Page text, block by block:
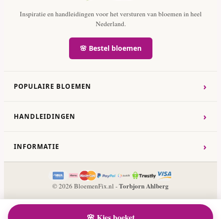
Inspiratie en handleidingen voor het versturen van bloemen in heel
Nederland.
🌸 Bestel bloemen
POPULAIRE BLOEMEN ›
HANDLEIDINGEN ›
INFORMATIE ›
© 2026 BloemenFix.nl -Torbjorn Ahlberg